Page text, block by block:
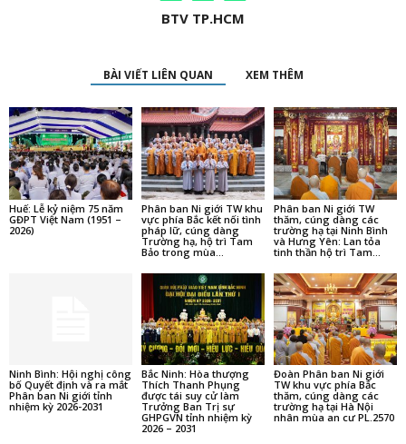
BTV TP.HCM
BÀI VIẾT LIÊN QUAN XEM THÊM
Huế: Lễ kỷ niệm 75 năm
GĐPT Việt Nam (1951 –
2026)
Phân ban Ni giới TW khu
vực phía Bắc kết nối tình
pháp lữ, cúng dàng
Trường hạ, hộ trì Tam
Bảo trong mùa...
Phân ban Ni giới TW
thăm, cúng dàng các
trường hạ tại Ninh Bình
và Hưng Yên: Lan tỏa
tinh thần hộ trì Tam...
Ninh Bình: Hội nghị công
bố Quyết định và ra mắt
Phân ban Ni giới tỉnh
nhiệm kỳ 2026-2031
Bắc Ninh: Hòa thượng
Thích Thanh Phụng
được tái suy cử làm
Trưởng Ban Trị sự
GHPGVN tỉnh nhiệm kỳ
2026 – 2031
Đoàn Phân ban Ni giới
TW khu vực phía Bắc
thăm, cúng dàng các
trường hạ tại Hà Nội
nhân mùa an cư PL.2570